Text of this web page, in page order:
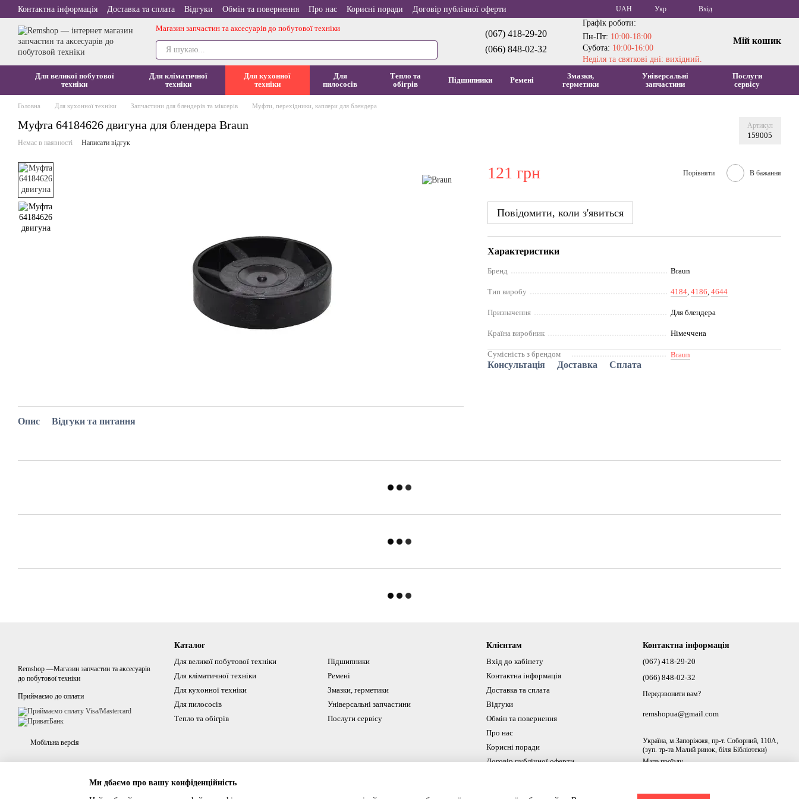
Перейти до основного контенту
Контактна інформація Доставка та сплата Відгуки Обмін та повернення Про нас Корисні поради Договір публічної оферти UAH Укр Вхід
Магазин запчастин та аксесуарів до побутової техніки
(067) 418-29-20
(066) 848-02-32
Графік роботи:
Пн-Пт: 10:00-18:00
Субота: 10:00-16:00
Неділя та святкові дні: вихідний.
Мій кошик
Для великої побутової
техніки
Для кліматичної
техніки
Для кухонної
техніки
Для
пилососів
Тепло та
обігрів
Підшипники Ремені
Змазки,
герметики
Універсальні
запчастини
Послуги
сервісу
Головна Для кухонної техніки Запчастини для блендерів та міксерів Муфти, перехідники, каплери для блендера
Муфта 64184626 двигуна для блендера Braun Артикул
159005
Немає в наявності Написати відгук
Опис Відгуки та питання
121 грн Порівняти В бажання
Повідомити, коли з'явиться
Характеристики
Бренд Braun
Тип виробу 4184,4186,4644
Призначення Для блендера
Країна виробник Німеччена
Сумісність з брендом Braun
Консультація Доставка Сплата
Remshop —Магазин запчастин та аксесуарів
до побутової техніки
Приймаємо до оплати
Мобільна версія
Каталог
Для великої побутової техніки
Для кліматичної техніки
Для кухонної техніки
Для пилососів
Тепло та обігрів
Підшипники
Ремені
Змазки, герметики
Універсальні запчастини
Послуги сервісу
Клієнтам
Вхід до кабінету
Контактна інформація
Доставка та сплата
Відгуки
Обмін та повернення
Про нас
Корисні поради
Договір публічної оферти
Контактна інформація
(067) 418-29-20
(066) 848-02-32
Передзвонити вам?
remshopua@gmail.com
Україна, м.Запоріжжя, пр-т. Соборний, 110А,
(зуп. тр-та Малий ринок, біля Бібліотеки)
Мапа проїзду
Ми дбаємо про вашу конфіденційність